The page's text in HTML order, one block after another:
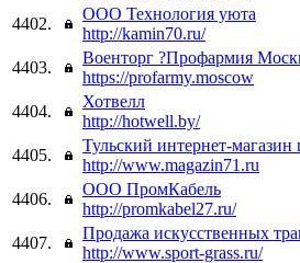
4402.
ООО Технология уюта
http://kamin70.ru/
4403.
Военторг ?Профармия
https://profarmy.moscow
4404.
Хотвелл
http://hotwell.by/
4405.
Тульский интернет-магазин
http://www.magazin71.ru
4406.
ООО ПромКабель
http://promkabel27.ru/
4407.
Продажа искусственных
http://www.sport-grass.ru/